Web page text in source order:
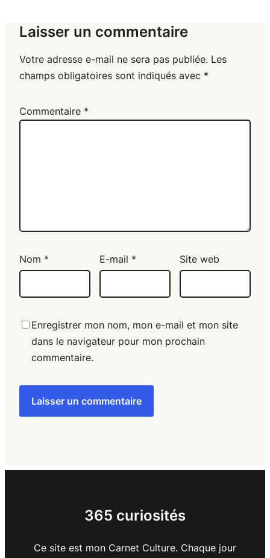
Laisser un commentaire
Votre adresse e-mail ne sera pas publiée. Les
champs obligatoires sont indiqués avec *
Commentaire *
Nom * E-mail * Site web
Enregistrer mon nom, mon e-mail et mon site
dans le navigateur pour mon prochain
commentaire.
365 curiosités
Ce site est mon Carnet Culture. Chaque jour